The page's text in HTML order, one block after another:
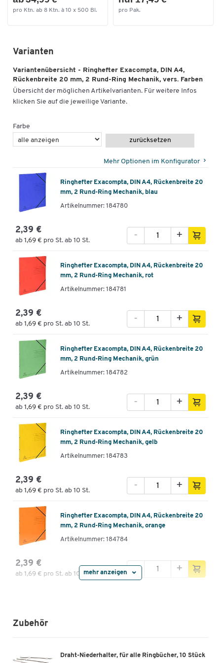
pro Ktn. ab 8 Ktn. à 10 x 500 Bl. pro Pak.
Varianten
Variantenübersicht - Ringhefter Exacompta, DIN A4,
Rückenbreite 20 mm, 2 Rund-Ring Mechanik, vers. Farben
Übersicht der möglichen Artikelvarianten. Für weitere Infos
klicken Sie auf die jeweilige Variante.
Farbe
zurücksetzen
Mehr Optionen im Konfigurator
Ringhefter Exacompta, DIN A4, Rückenbreite 20
mm, 2 Rund-Ring Mechanik, blau
Artikelnummer: 184780
2,39 €
ab 1,69 € pro St. ab 10 St.
+
-
Ringhefter Exacompta, DIN A4, Rückenbreite 20
mm, 2 Rund-Ring Mechanik, rot
Artikelnummer: 184781
2,39 €
ab 1,69 € pro St. ab 10 St.
+
-
Ringhefter Exacompta, DIN A4, Rückenbreite 20
mm, 2 Rund-Ring Mechanik, grün
Artikelnummer: 184782
2,39 €
ab 1,69 € pro St. ab 10 St.
+
-
Ringhefter Exacompta, DIN A4, Rückenbreite 20
mm, 2 Rund-Ring Mechanik, gelb
Artikelnummer: 184783
2,39 €
ab 1,69 € pro St. ab 10 St.
+
-
Ringhefter Exacompta, DIN A4, Rückenbreite 20
mm, 2 Rund-Ring Mechanik, orange
Artikelnummer: 184784
2,39 €
ab 1,69 € pro St. ab 10 St.
+
-
mehr anzeigen
Zubehör
Draht-Niederhalter, für alle Ringbücher, 10 Stück
Zum Zoomen doppeltippen